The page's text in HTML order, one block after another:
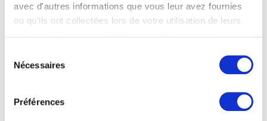
avec d'autres informations que vous leur avez fournies
ou qu'ils ont collectées lors de votre utilisation de leurs
Nécessaires
Préférences